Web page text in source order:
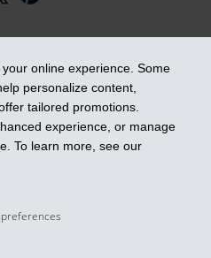
online experience. Some
personalize content,
tailored promotions.
experience, or manage
To learn more, see our